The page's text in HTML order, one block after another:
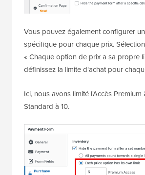
Vous pouvez également configurer
spécifique pour chaque prix.
« Chaque option de prix a sa propre
définissez la limite d'achat pour
Ici, nous avons limité l'Accès Premium
Standard à 10.